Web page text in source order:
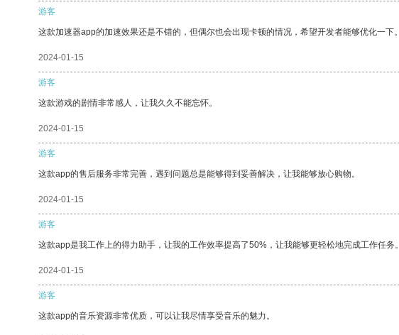
游客
这款加速器app的加速效果还是不错的，但偶尔也会出现卡顿的情况，希望开发者能够优化一下。
2024-01-15
游客
这款游戏的剧情非常感人，让我久久不能忘怀。
2024-01-15
游客
这款app的售后服务非常完善，遇到问题总是能够得到妥善解决，让我能够放心购物。
2024-01-15
游客
这款app是我工作上的得力助手，让我的工作效率提高了50%，让我能够更轻松地完成工作任务。
2024-01-15
游客
这款app的音乐资源非常优质，可以让我尽情享受音乐的魅力。